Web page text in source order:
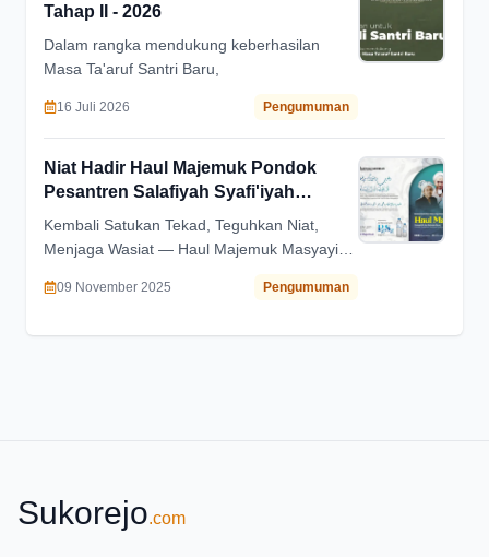
Tahap II - 2026
Dalam rangka mendukung keberhasilan
Masa Ta'aruf Santri Baru,
16 Juli 2026 Pengumuman
Niat Hadir Haul Majemuk Pondok
Pesantren Salafiyah Syafi'iyah
Sukorejo
Kembali Satukan Tekad, Teguhkan Niat,
Menjaga Wasiat — Haul Majemuk Masyayikh
Salafiyah Syafi'iyah Sukorejo
09 November 2025 Pengumuman
Sukorejo.com